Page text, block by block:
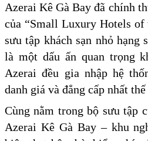
Azerai Kê Gà Bay đã chính
của “Small Luxury Hotels
sưu tập khách sạn nhỏ hạng
là một dấu ấn quan trọng
Azerai đều gia nhập hệ
danh giá và đẳng cấp nhất
Cùng nằm trong bộ sưu tập
Azerai Kê Gà Bay – khu